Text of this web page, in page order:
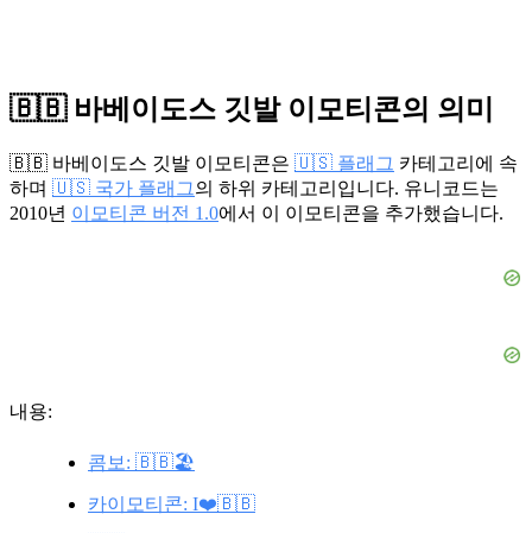
🇧🇧 바베이도스 깃발 이모티콘의 의미
🇧🇧 바베이도스 깃발 이모티콘은 🇺🇸 플래그 카테고리에 속
하며 🇺🇸 국가 플래그의 하위 카테고리입니다. 유니코드는
2010년 이모티콘 버전 1.0에서 이 이모티콘을 추가했습니다.
내용:
콤보: 🇧🇧🏖️
카이모티콘: I❤️🇧🇧